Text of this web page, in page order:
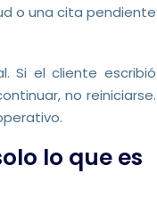
o una cita pendiente
Si el cliente escribió
no reiniciarse.
lo que es